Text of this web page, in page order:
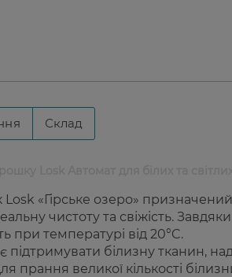
Склад
«Гірське озеро»
чистоту та свіжість.
при температурі від 20°C.
білизну тканин,
прання великої кількості